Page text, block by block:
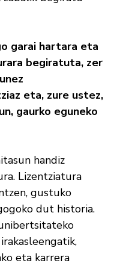
garai hartara eta
begiratuta, zer
eta, zure ustez,
gaurko eguneko
handiz
Lizentziatura
gustuko
dut historia.
eta karrera